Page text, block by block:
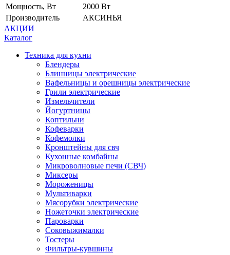
Мощность, Вт
2000 Вт
Производитель
АКСИНЬЯ
АКЦИИ
Каталог
Техника для кухни
Блендеры
Блинницы электрические
Вафельницы и орешницы электрические
Грили электрические
Измельчители
Йогуртницы
Коптильни
Кофеварки
Кофемолки
Кронштейны для свч
Кухонные комбайны
Микроволновые печи (СВЧ)
Миксеры
Мороженицы
Мультиварки
Мясорубки электрические
Ножеточки электрические
Пароварки
Соковыжималки
Тостеры
Фильтры-кувшины